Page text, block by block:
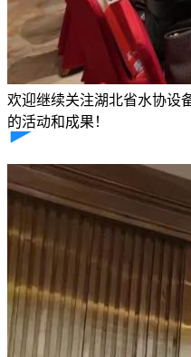
欢迎继续关注湖北省水协设
的活动和成果！